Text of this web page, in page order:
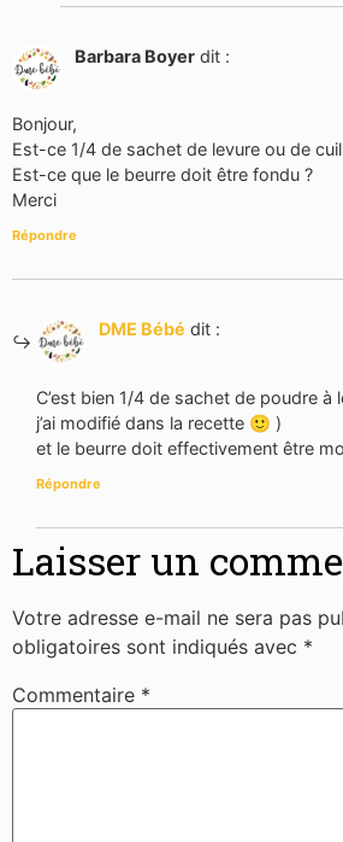
Barbara Boyer dit :
Bonjour,
Est-ce 1/4 de sachet de levure ou de
Est-ce que le beurre doit être fondu ?
Merci
Répondre
DME Bébé dit :
C’est bien 1/4 de sachet de poudre à
j’ai modifié dans la recette 🙂 )
et le beurre doit effectivement être
Répondre
Laisser un
Votre adresse e-mail ne sera pas
obligatoires sont indiqués avec *
Commentaire *